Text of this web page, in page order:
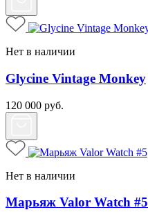
Нет в наличии
Glycine Vintage Monkey
120 000 руб.
Нет в наличии
Марьяж Valor Watch #5